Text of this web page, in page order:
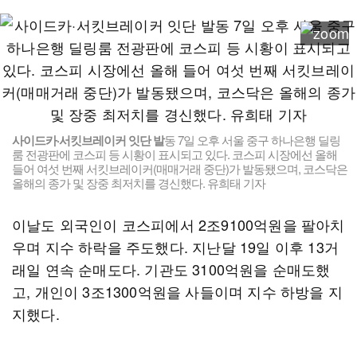
사이드카·서킷브레이커 잇단 발동 7일 오후 서울 중구 하나은행 딜링
룸 전광판에 코스피 등 시황이 표시되고 있다. 코스피 시장에선 올해
들어 여섯 번째 서킷브레이커(매매거래 중단)가 발동됐으며, 코스닥은
올해의 종가 및 장중 최저치를 경신했다. 유희태 기자
이날도 외국인이 코스피에서 2조9100억원을 팔아치
우며 지수 하락을 주도했다. 지난달 19일 이후 13거
래일 연속 순매도다. 기관도 3100억원을 순매도했
고, 개인이 3조1300억원을 사들이며 지수 하방을 지
지했다.